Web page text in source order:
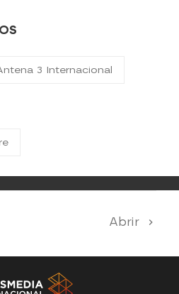
3 Internacional
Abrir
El Hormiguero